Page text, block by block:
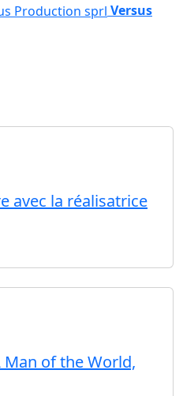
Versus
avec la réalisatrice
Man of the World,